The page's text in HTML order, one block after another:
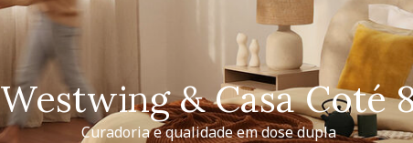
Westwing & Casa Coté
Curadoria e qualidade em dose dupla